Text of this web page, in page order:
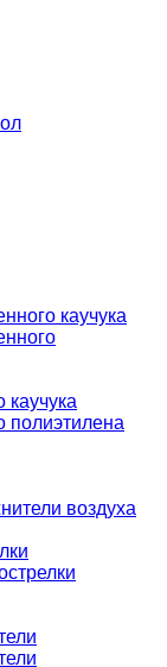
каучука
каучука
полиэтилена
воздуха